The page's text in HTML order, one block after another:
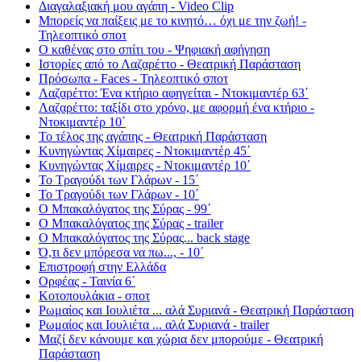
Διαγαλαξιακή μου αγάπη - Video Clip
Μπορείς να παίξεις με το κινητό… όχι με την ζωή! -
Τηλεοπτικό σποτ
Ο καθένας στο σπίτι του - Ψηφιακή αφήγηση
Ιστορίες από το Λαζαρέττο - Θεατρική Παράσταση
Πρόσωπα - Faces - Τηλεοπτικό σποτ
Λαζαρέττο: Ένα κτήριο αφηγείται - Ντοκιμαντέρ 63΄
Λαζαρέττο: ταξίδι στο χρόνο, με αφορμή ένα κτήριο -
Ντοκιμαντέρ 10΄
Το τέλος της αγάπης - Θεατρική Παράσταση
Κυνηγώντας Χίμαιρες - Ντοκιμαντέρ 45΄
Κυνηγώντας Χίμαιρες - Ντοκιμαντέρ 10΄
Το Τραγούδι των Γλάρων - 15΄
Το Τραγούδι των Γλάρων - 10΄
Ο Μπακαλόγατος της Σύρας - 99΄
Ο Μπακαλόγατος της Σύρας - trailer
Ο Μπακαλόγατος της Σύρας... back stage
Ό,τι δεν μπόρεσα να πω..., - 10΄
Επιστροφή στην Ελλάδα
Ορφέας - Ταινία 6΄
Κοτοπουλάκια - σποτ
Ρωμαίος και Ιουλιέτα ... αλά Συριανά - Θεατρική Παράσταση
Ρωμαίος και Ιουλιέτα ... αλά Συριανά - trailer
Μαζί δεν κάνουμε και χώρια δεν μπορούμε - Θεατρική
Παράσταση